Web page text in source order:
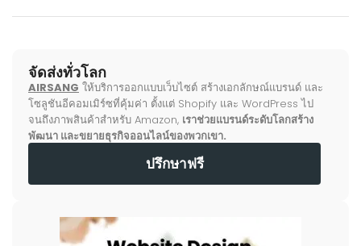
จัดส่งทั่วโลก
AIRSANG ให้บริการออกแบบเว็บไซต์ สร้างเอกลักษณ์แบรนด์ และ
โซลูชันอีคอมเมิร์ซที่คุ้มค่า ตั้งแต่ Shopify และ WordPress ไป
จนถึงภาพสินค้าสำหรับ Amazon, เราช่วยแบรนด์ระดับโลกสร้าง
พัฒนา และขยายธุรกิจออนไลน์ของพวกเขา.
ปรึกษาฟรี